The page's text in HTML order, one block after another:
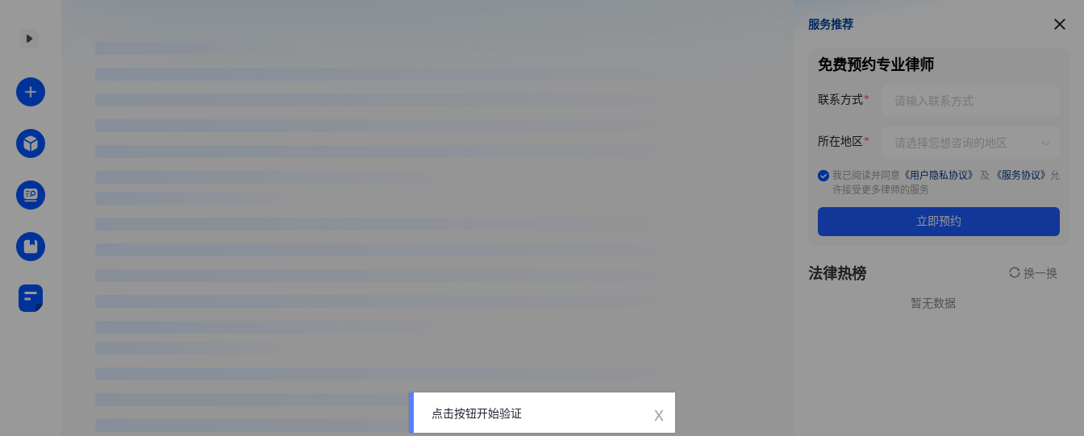
服务推荐
服务推荐
免费预约专业律师
联系方式
所在地区
我已阅读并同意 《用户隐私协议》 及 《服务协议》 允
许接受更多律师的服务
立即预约
法律热榜 换一换
暂无数据
点击按钮开始验证 x